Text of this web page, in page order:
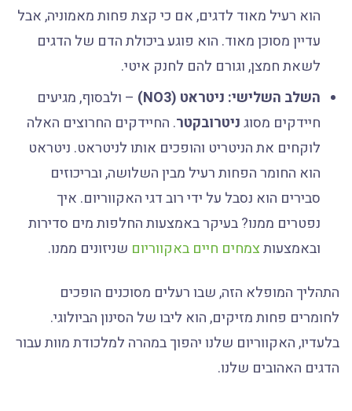
הוא רעיל מאוד לדגים, אם כי קצת פחות מאמוניה, אבל
עדיין מסוכן מאוד. הוא פוגע ביכולת הדם של הדגים
לשאת חמצן, וגורם להם לחנק איטי.
השלב השלישי: ניטראט (NO3)
– ולבסוף, מגיעים
חיידקים מסוגניטרובקטר. החיידקים החרוצים האלה
לוקחים את הניטריט והופכים אותו לניטראט. ניטראט
הוא החומר הפחות רעיל מבין השלושה, ובריכוזים
סבירים הוא נסבל על ידי רוב דגי האקווריום. איך
נפטרים ממנו? בעיקר באמצעות החלפות מים סדירות
ובאמצעותצמחים חיים באקווריוםשניזונים ממנו.
התהליך המופלא הזה, שבו רעלים מסוכנים הופכים
לחומרים פחות מזיקים, הוא ליבו של הסינון הביולוגי.
בלעדיו, האקווריום שלנו יהפוך במהרה למלכודת מוות עבור
הדגים האהובים שלנו.